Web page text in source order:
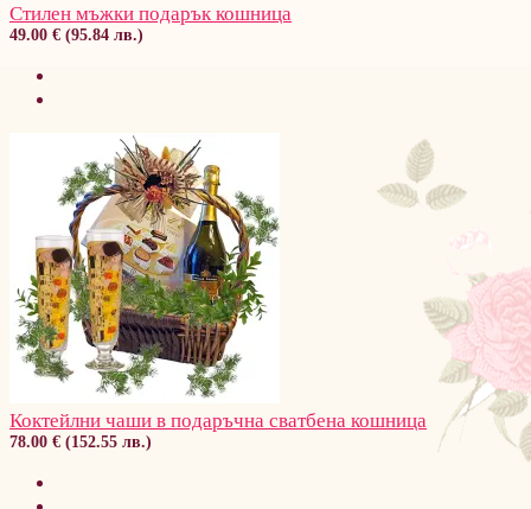
Стилен мъжки подарък кошница
49.00 € (95.84 лв.)
Коктейлни чаши в подаръчна сватбена кошница
78.00 € (152.55 лв.)